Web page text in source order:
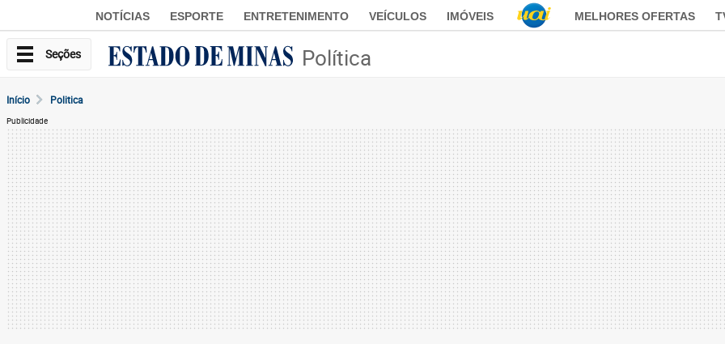
NOTÍCIAS ESPORTE ENTRETENIMENTO VEÍCULOS IMÓVEIS MELHORES OFERTAS
Seções Política
Início Politica
Publicidade